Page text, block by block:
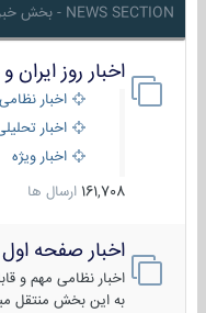
NEWS SECTION - بخش خبر
اخبار روز ایران و
اخبار نظامی
اخبار تحلیلی
اخبار ویژه
161,708 ارسال ها
اخبار صفحه اول
اخبار نظامی مهم و
به این بخش منتقل